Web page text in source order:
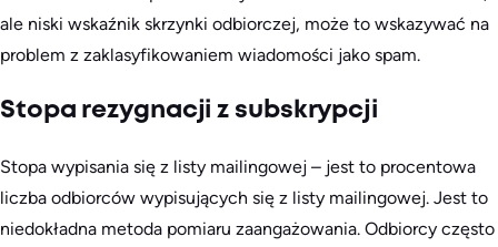
ale niski wskaźnik skrzynki odbiorczej, może to wskazywać na
problem z zaklasyfikowaniem wiadomości jako spam.
Stopa rezygnacji z subskrypcji
Stopa wypisania się z listy mailingowej – jest to procentowa
liczba odbiorców wypisujących się z listy mailingowej. Jest to
niedokładna metoda pomiaru zaangażowania. Odbiorcy często